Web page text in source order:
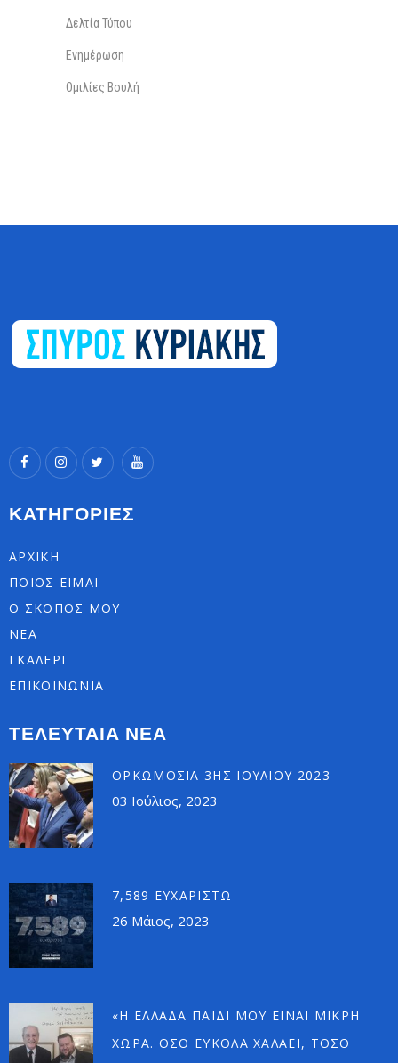
Δελτία Τύπου
Ενημέρωση
Ομιλίες Βουλή
ΚΑΤΗΓΟΡΙΕΣ
ΑΡΧΙΚΗ
ΠΟΙΟΣ ΕΙΜΑΙ
Ο ΣΚΟΠΟΣ ΜΟΥ
ΝΕΑ
ΓΚΑΛΕΡΙ
ΕΠΙΚΟΙΝΩΝΙΑ
ΤΕΛΕΥΤΑΙΑ ΝΕΑ
ΟΡΚΩΜΟΣΊΑ 3ΗΣ ΙΟΥΛΊΟΥ 2023
03 Ιούλιος, 2023
7,589 ΕΥΧΑΡΙΣΤΏ
26 Μάιος, 2023
«Η ΕΛΛΆΔΑ ΠΑΙΔΊ ΜΟΥ ΕΊΝΑΙ ΜΙΚΡΉ
ΧΏΡΑ. ΌΣΟ ΕΎΚΟΛΑ ΧΑΛΆΕΙ, ΤΌΣΟ